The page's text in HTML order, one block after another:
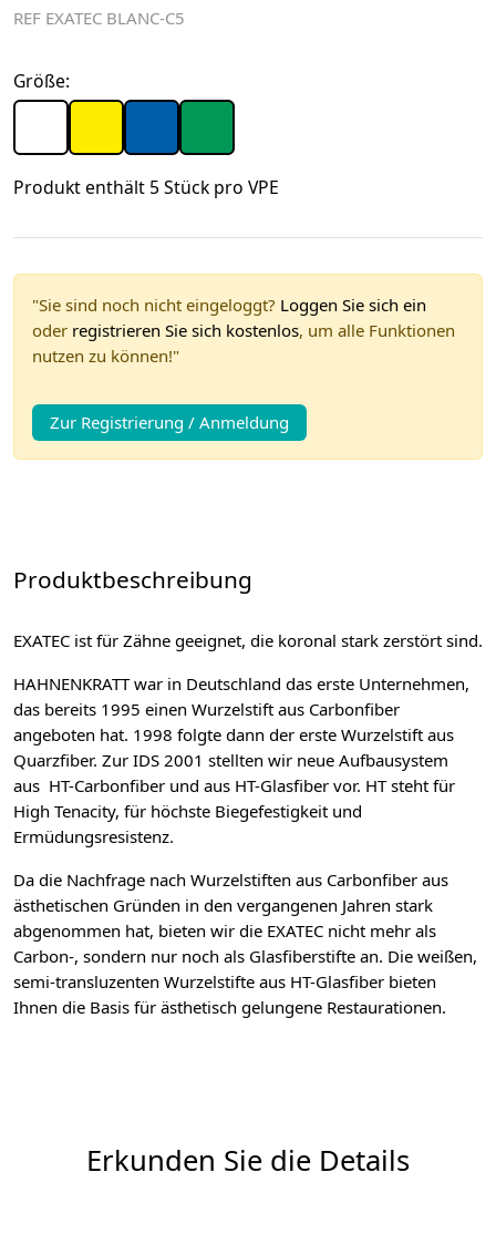
REF EXATEC BLANC-C5
Größe:
Produkt enthält 5 Stück pro VPE
"Sie sind noch nicht eingeloggt? Loggen Sie sich ein
oder registrieren Sie sich kostenlos, um alle Funktionen
nutzen zu können!"
Zur Registrierung / Anmeldung
Produktbeschreibung
EXATEC ist für Zähne geeignet, die koronal stark zerstört sind.
HAHNENKRATT war in Deutschland das erste Unternehmen,
das bereits 1995 einen Wurzelstift aus Carbonfiber
angeboten hat. 1998 folgte dann der erste Wurzelstift aus
Quarzfiber. Zur IDS 2001 stellten wir neue Aufbausystem
aus HT-Carbonfiber und aus HT-Glasfiber vor. HT steht für
High Tenacity, für höchste Biegefestigkeit und
Ermüdungsresistenz.
Da die Nachfrage nach Wurzelstiften aus Carbonfiber aus
ästhetischen Gründen in den vergangenen Jahren stark
abgenommen hat, bieten wir die EXATEC nicht mehr als
Carbon-, sondern nur noch als Glasfiberstifte an. Die weißen,
semi-transluzenten Wurzelstifte aus HT-Glasfiber bieten
Ihnen die Basis für ästhetisch gelungene Restaurationen.
Erkunden Sie die Details